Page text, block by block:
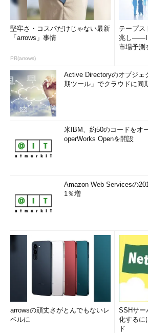
堅牢さ・コスパだけじゃない最新
「arrows」事情
PR(arrows)
テープス
兆し
市場予測
Active Directoryのオブジェ
期ツール」でクラウドに同
米IBM、約50のコードをオ
operWorks Openを開設
Amazon Web Servicesの
1％増
arrowsの頑丈さがとんでもないレ
ベルに
SSHサー
化するに
ド